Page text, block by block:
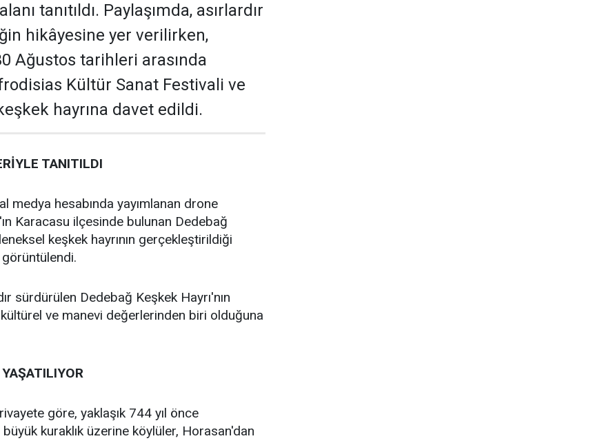
tanıtıldı. Paylaşımda, asırlardır
hikâyesine yer verilirken,
Ağustos tarihleri arasında
Kültür Sanat Festivali ve
hayrına davet edildi.
TANITILDI
medya hesabında yayımlanan drone
Karacasu ilçesinde bulunan Dedebağ
keşkek hayrının gerçekleştirildiği
sürdürülen Dedebağ Keşkek Hayrı'nın
ve manevi değerlerinden biri olduğuna
göre, yaklaşık 744 yıl önce
kuraklık üzerine köylüler, Horasan'dan